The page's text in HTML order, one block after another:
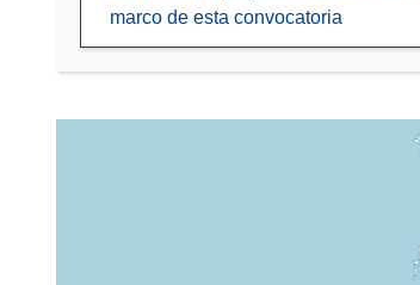
marco de esta convocatoria